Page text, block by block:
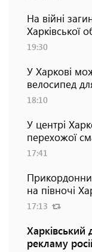
На війні
Харківської
19:30
У Харкові
велосипед
18:10
У центрі
перехожої
17:41
на півночі
17:13
Харківський
рекламу